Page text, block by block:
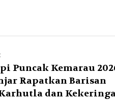
Puncak Kemarau
Rapatkan Barisan
dan